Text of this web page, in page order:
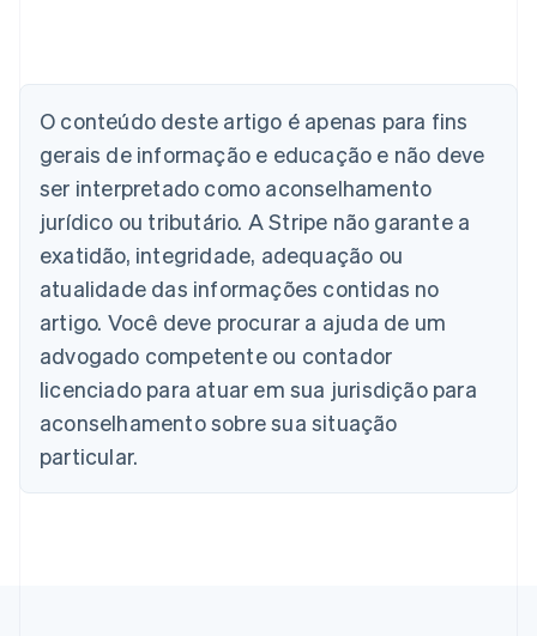
O conteúdo deste artigo é apenas para fins
gerais de informação e educação e não deve
ser interpretado como aconselhamento
jurídico ou tributário. A Stripe não garante a
exatidão, integridade, adequação ou
atualidade das informações contidas no
artigo. Você deve procurar a ajuda de um
advogado competente ou contador
licenciado para atuar em sua jurisdição para
aconselhamento sobre sua situação
particular.
Austrália
Áustria
DeutschEnglish
Bélgica
English
Brasil
PortuguêsEnglish
Bulgária
English
Canadá
English Français
China continental
简体中文 English
Chipre
Croácia